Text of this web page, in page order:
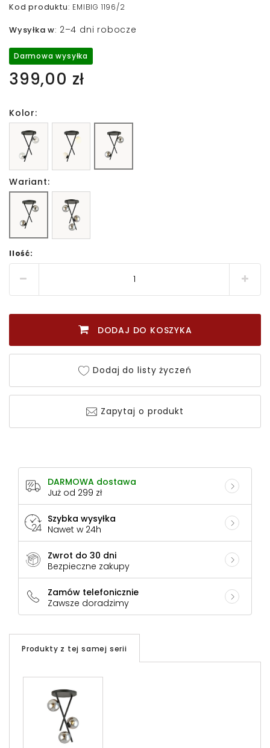
Kod produktu: EMIBIG 1196/2
Wysyłka w: 2–4 dni robocze
Darmowa wysyłka
399,00 zł
Kolor:
Wariant:
Ilość:
DODAJ DO KOSZYKA
Dodaj do listy życzeń
Zapytaj o produkt
DARMOWA dostawa
Już od 299 zł
Szybka wysyłka
Nawet w 24h
Zwrot do 30 dni
Bezpieczne zakupy
Zamów telefonicznie
Zawsze doradzimy
Produkty z tej samej serii